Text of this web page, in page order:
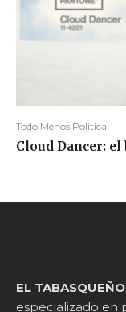
Todo Menos Política
Cloud Dancer:
EL TABASQUEÑO
especializado en